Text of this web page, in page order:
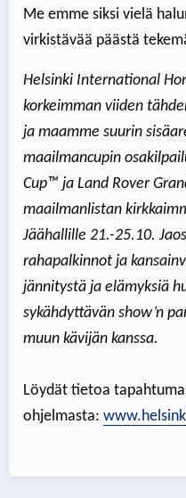
Me emme siksi vielä
virkistävää päästä
Helsinki International
korkeimman viiden
ja maamme suurin
maailmancupin
Cup™ ja Land Rover
maailmanlistan
Jäähallille 21.-25.10.
rahapalkinnot ja
jännitystä ja elämyksiä
sykähdyttävän show’n
muun kävijän kanssa.
Löydät tietoa
ohjelmasta: